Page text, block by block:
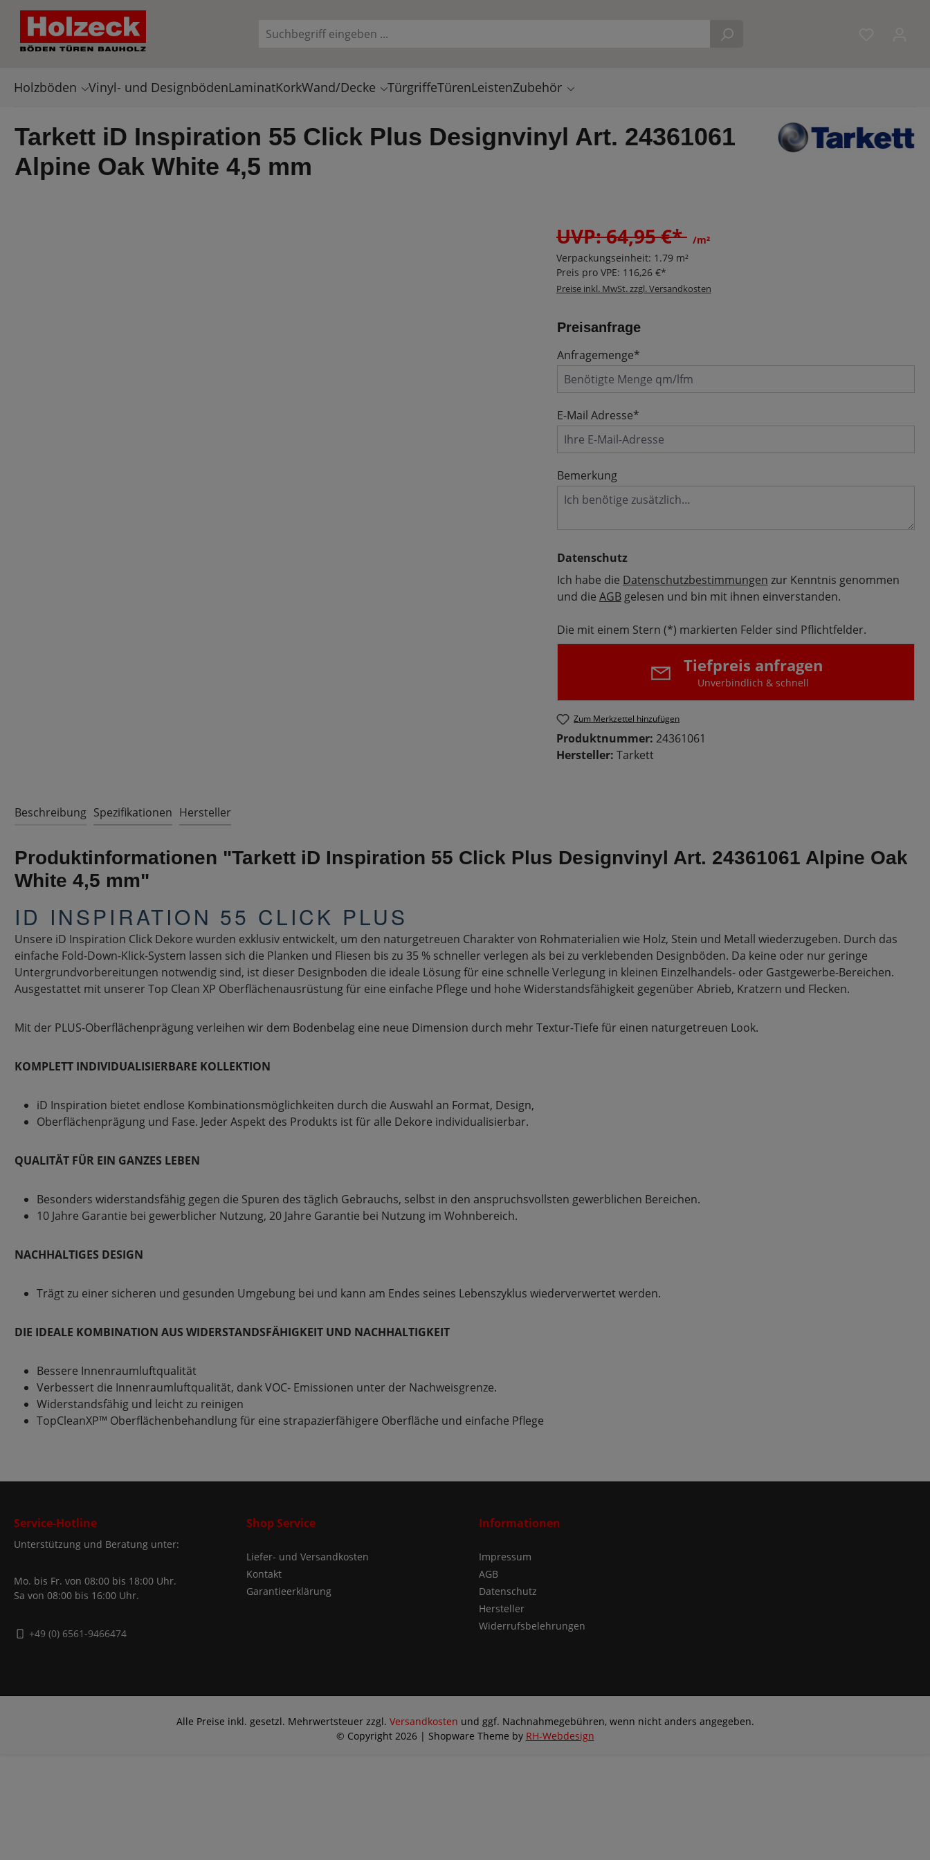
Zur Suche springen
Holzböden Vinyl- und DesignbödenLaminatKorkWand/Decke TürgriffeTürenLeistenZubehör
Tarkett iD Inspiration 55 Click Plus Designvinyl Art. 24361061
Alpine Oak White 4,5 mm
UVP: 64,95 €* /m²
Verpackungseinheit: 1.79 m²
Preis pro VPE: 116,26 €*
Preise inkl. MwSt. zzgl. Versandkosten
Preisanfrage
Anfragemenge*
E-Mail Adresse*
Bemerkung
Datenschutz
Ich habe die Datenschutzbestimmungen zur Kenntnis genommen
und die AGBgelesen und bin mit ihnen einverstanden.
Die mit einem Stern (*) markierten Felder sind Pflichtfelder.
Tiefpreis anfragen
Unverbindlich & schnell
Zum Merkzettel hinzufügen
Produktnummer: 24361061
Hersteller: Tarkett
Beschreibung Spezifikationen Hersteller
Produktinformationen "Tarkett iD Inspiration 55 Click Plus Designvinyl Art. 24361061 Alpine Oak
White 4,5 mm"
ID INSPIRATION 55 CLICK PLUS
Unsere iD Inspiration Click Dekore wurden exklusiv entwickelt, um den naturgetreuen Charakter von Rohmaterialien wie Holz, Stein und Metall wiederzugeben. Durch das
einfache Fold-Down-Klick-System lassen sich die Planken und Fliesen bis zu 35 % schneller verlegen als bei zu verklebenden Designböden. Da keine oder nur geringe
Untergrundvorbereitungen notwendig sind, ist dieser Designboden die ideale Lösung für eine schnelle Verlegung in kleinen Einzelhandels- oder Gastgewerbe-Bereichen.
Ausgestattet mit unserer Top Clean XP Oberflächenausrüstung für eine einfache Pflege und hohe Widerstandsfähigkeit gegenüber Abrieb, Kratzern und Flecken.
Mit der PLUS-Oberflächenprägung verleihen wir dem Bodenbelag eine neue Dimension durch mehr Textur-Tiefe für einen naturgetreuen Look.
KOMPLETT INDIVIDUALISIERBARE KOLLEKTION
iD Inspiration bietet endlose Kombinationsmöglichkeiten durch die Auswahl an Format, Design,
Oberflächenprägung und Fase. Jeder Aspekt des Produkts ist für alle Dekore individualisierbar.
QUALITÄT FÜR EIN GANZES LEBEN
Besonders widerstandsfähig gegen die Spuren des täglich Gebrauchs, selbst in den anspruchsvollsten gewerblichen Bereichen.
10 Jahre Garantie bei gewerblicher Nutzung, 20 Jahre Garantie bei Nutzung im Wohnbereich.
NACHHALTIGES DESIGN
Trägt zu einer sicheren und gesunden Umgebung bei und kann am Endes seines Lebenszyklus wiederverwertet werden.
DIE IDEALE KOMBINATION AUS WIDERSTANDSFÄHIGKEIT UND NACHHALTIGKEIT
Bessere Innenraumluftqualität
Verbessert die Innenraumluftqualität, dank VOC- Emissionen unter der Nachweisgrenze.
Widerstandsfähig und leicht zu reinigen
TopCleanXP™ Oberflächenbehandlung für eine strapazierfähigere Oberfläche und einfache Pflege
Service-Hotline
Unterstützung und Beratung unter:
Mo. bis Fr. von 08:00 bis 18:00 Uhr.
Sa von 08:00 bis 16:00 Uhr.
+49 (0) 6561-9466474
Shop Service
Liefer- und Versandkosten
Kontakt
Garantieerklärung
Informationen
Impressum
AGB
Datenschutz
Hersteller
Widerrufsbelehrungen
Alle Preise inkl. gesetzl. Mehrwertsteuer zzgl. Versandkosten und ggf. Nachnahmegebühren, wenn nicht anders angegeben.
© Copyright 2026 | Shopware Theme by RH-Webdesign